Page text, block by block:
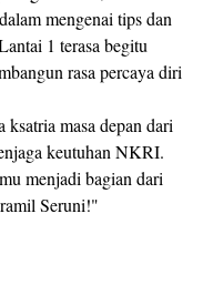
mengenai tips dan
1 terasa begitu
rasa percaya diri
masa depan dari
keutuhan NKRI.
menjadi bagian dari
Seruni!"